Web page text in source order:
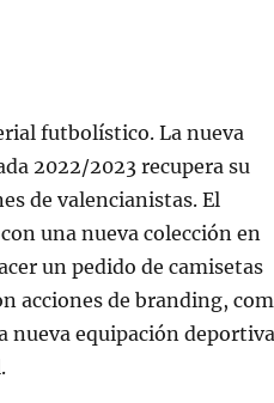
futbolístico. La nueva
2022/2023 recupera su
de valencianistas. El
una nueva colección en
un pedido de camisetas
acciones de branding,
nueva equipación deportiva